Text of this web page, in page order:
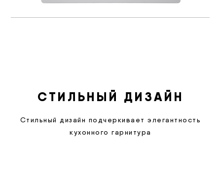
СТИЛЬНЫЙ ДИЗАЙН
Стильный дизайн подчеркивает элегантность
кухонного гарнитура